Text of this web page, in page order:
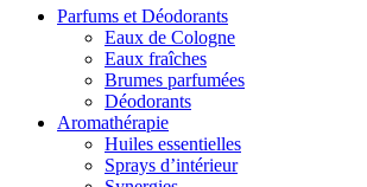
Parfums et Déodorants
Eaux de Cologne
Eaux fraîches
Brumes parfumées
Déodorants
Aromathérapie
Huiles essentielles
Sprays d’intérieur